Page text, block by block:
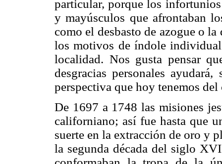
particular, porque los
y mayúsculos que afrontaban
como el desbasto de azogue o
los motivos de índole
localidad. Nos gusta pensar
desgracias personales
perspectiva que hoy tenemos
De 1697 a 1748 las misiones
californiano; así fue hasta que
suerte en la extracción de oro y
la segunda década del siglo